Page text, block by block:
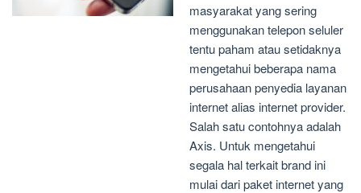
masyarakat yang sering
menggunakan telepon seluler
tentu paham atau setidaknya
mengetahui beberapa nama
perusahaan penyedia layanan
internet alias internet provider.
Salah satu contohnya adalah
Axis. Untuk mengetahui
segala hal terkait brand ini
mulai dari paket internet yang